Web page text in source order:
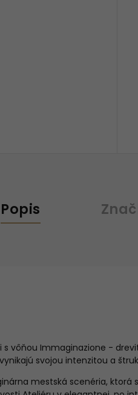
Popis
s vôňou Immaginazione -
svojou intenzitou a
mestská scenéria, ktorá